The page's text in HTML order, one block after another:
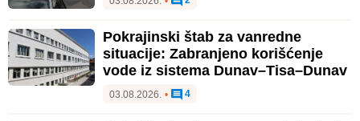
Pokrajinski štab za vanredne
situacije: Zabranjeno korišćenje
vode iz sistema Dunav–Tisa–Dunav
03.08.2026. • 4